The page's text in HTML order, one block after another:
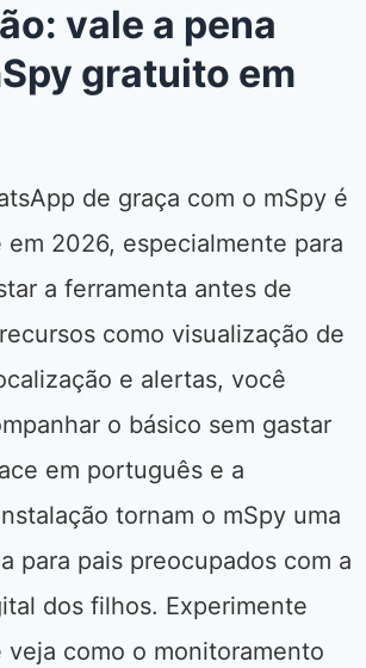
vale a pena
gratuito em
de graça com o mSpy é
em 2026, especialmente para
a ferramenta antes de
como visualização de
e alertas, você
o básico sem gastar
em português e a
tornam o mSpy uma
para pais preocupados com a
dos filhos. Experimente
veja como o monitoramento